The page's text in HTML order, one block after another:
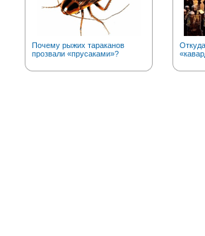
Почему рыжих тараканов
прозвали «прусаками»?